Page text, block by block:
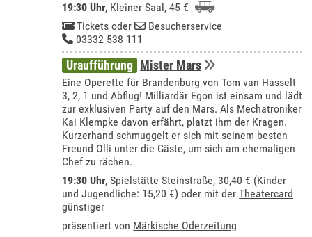
19:30 Uhr, Kleiner Saal, 45 €
Tickets oder
Besucherservice
03332 538 111
Uraufführung Mister Mars
Eine Operette für Brandenburg von Tom van Hasselt
3, 2, 1 und Abflug! Milliardär Egon ist einsam und lädt
zur exklusiven Party auf den Mars. Als Mechatroniker
Kai Klempke davon erfährt, platzt ihm der Kragen.
Kurzerhand schmuggelt er sich mit seinem besten
Freund Olli unter die Gäste, um sich am ehemaligen
Chef zu rächen.
19:30 Uhr, Spielstätte Steinstraße, 30,40 € (Kinder
und Jugendliche: 15,20 €) oder mit derTheatercard
günstiger
präsentiert von Märkische Oderzeitung